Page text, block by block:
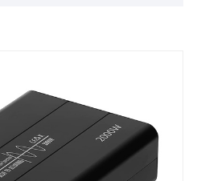
integrato in Polimero ETFE